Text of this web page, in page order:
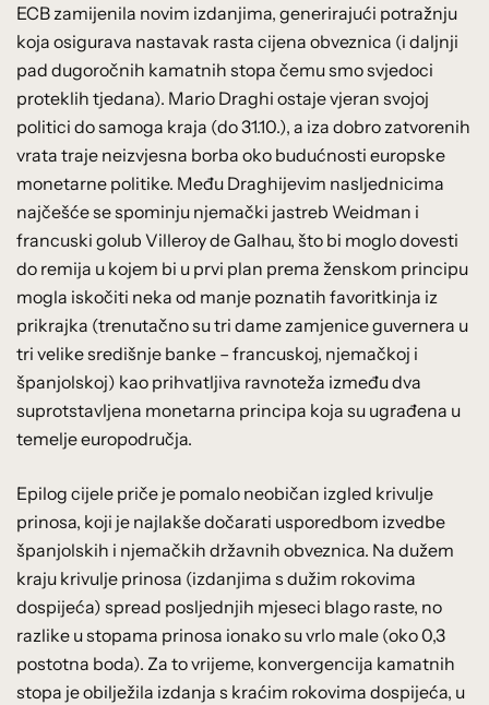
ECB zamijenila novim izdanjima, generirajući potražnju
koja osigurava nastavak rasta cijena obveznica (i daljnji
pad dugoročnih kamatnih stopa čemu smo svjedoci
proteklih tjedana). Mario Draghi ostaje vjeran svojoj
politici do samoga kraja (do 31.10.), a iza dobro zatvorenih
vrata traje neizvjesna borba oko budućnosti europske
monetarne politike. Među Draghijevim nasljednicima
najčešće se spominju njemački jastreb Weidman i
francuski golub Villeroy de Galhau, što bi moglo dovesti
do remija u kojem bi u prvi plan prema ženskom principu
mogla iskočiti neka od manje poznatih favoritkinja iz
prikrajka (trenutačno su tri dame zamjenice guvernera u
tri velike središnje banke – francuskoj, njemačkoj i
španjolskoj) kao prihvatljiva ravnoteža između dva
suprotstavljena monetarna principa koja su ugrađena u
temelje europodručja.
Epilog cijele priče je pomalo neobičan izgled krivulje
prinosa, koji je najlakše dočarati usporedbom izvedbe
španjolskih i njemačkih državnih obveznica. Na dužem
kraju krivulje prinosa (izdanjima s dužim rokovima
dospijeća) spread posljednjih mjeseci blago raste, no
razlike u stopama prinosa ionako su vrlo male (oko 0,3
postotna boda). Za to vrijeme, konvergencija kamatnih
stopa je obilježila izdanja s kraćim rokovima dospijeća, u